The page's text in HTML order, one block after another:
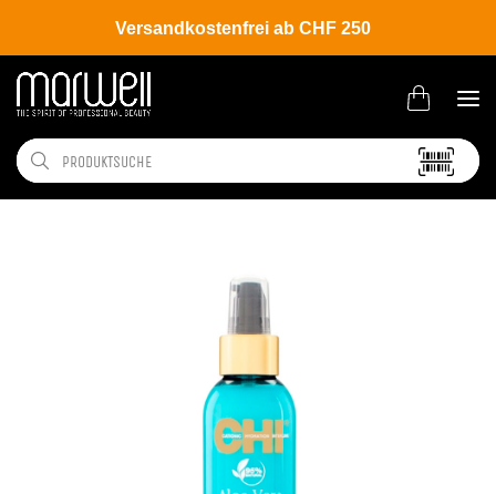
Versandkostenfrei ab CHF 250
Shop Brands CHI Aloe Vera